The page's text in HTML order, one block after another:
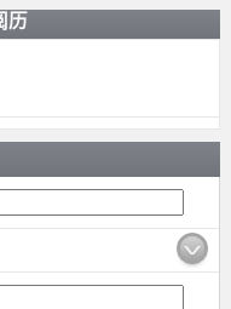
历